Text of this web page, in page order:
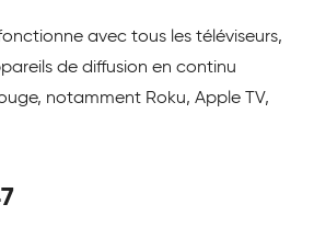
avec tous les téléviseurs,
de diffusion en continu
notamment Roku, Apple TV,